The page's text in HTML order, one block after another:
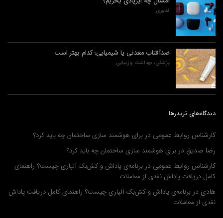
فناوری
ضدآفتاب‌ معدنی یا شیمیایی؛ کدام بهتر است
پزشکی، بهداشت و زیبایی
دیدگاه‌های تریدرها
کارشناس روابط عمومی در برای هوشمند سازی ساختمان چه باید کرد؟
رضا صدیق در برای هوشمند سازی ساختمان چه باید کرد؟
کارشناس روابط عمومی در برنامه‌ی پاداش و کش‌بک آلپاری چیست؟ راهنمای
کامل دریافت پاداش نقدی از معاملات
هادی در برنامه‌ی پاداش و کش‌بک آلپاری چیست؟ راهنمای کامل دریافت پاداش
نقدی از معاملات